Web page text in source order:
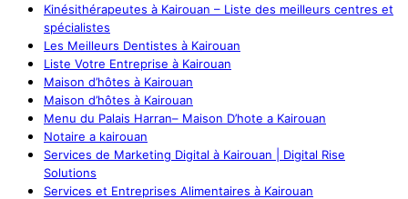
Kinésithérapeutes à Kairouan – Liste des meilleurs centres et
spécialistes
Les Meilleurs Dentistes à Kairouan
Liste Votre Entreprise à Kairouan
Maison d’hôtes à Kairouan
Maison d’hôtes à Kairouan
Menu du Palais Harran– Maison D’hote a Kairouan
Notaire a kairouan
Services de Marketing Digital à Kairouan | Digital Rise
Solutions
Services et Entreprises Alimentaires à Kairouan